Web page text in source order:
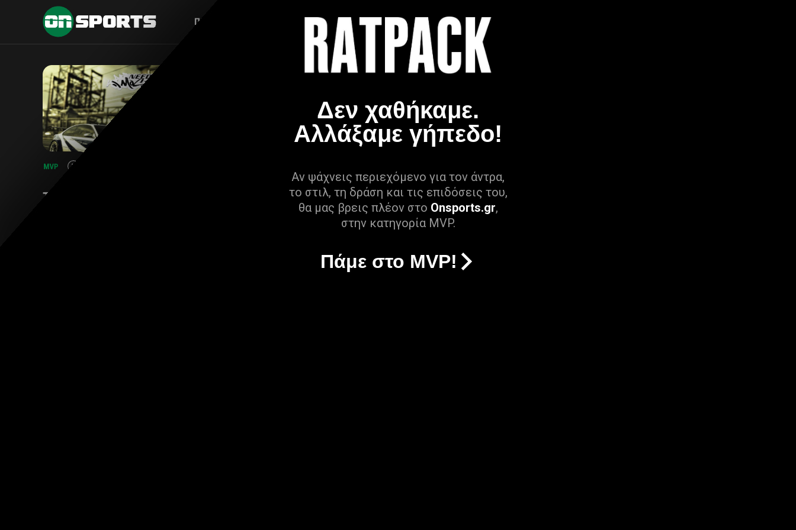
Δεν χαθήκαμε.
Αλλάξαμε γήπεδο!
Αν ψάχνεις περιεχόμενο για τον άντρα,
το στιλ, τη δράση και τις επιδόσεις του,
θα μας βρεις πλέον στο Onsports.gr,
στην κατηγορία MVP.
Πάμε στο MVP!